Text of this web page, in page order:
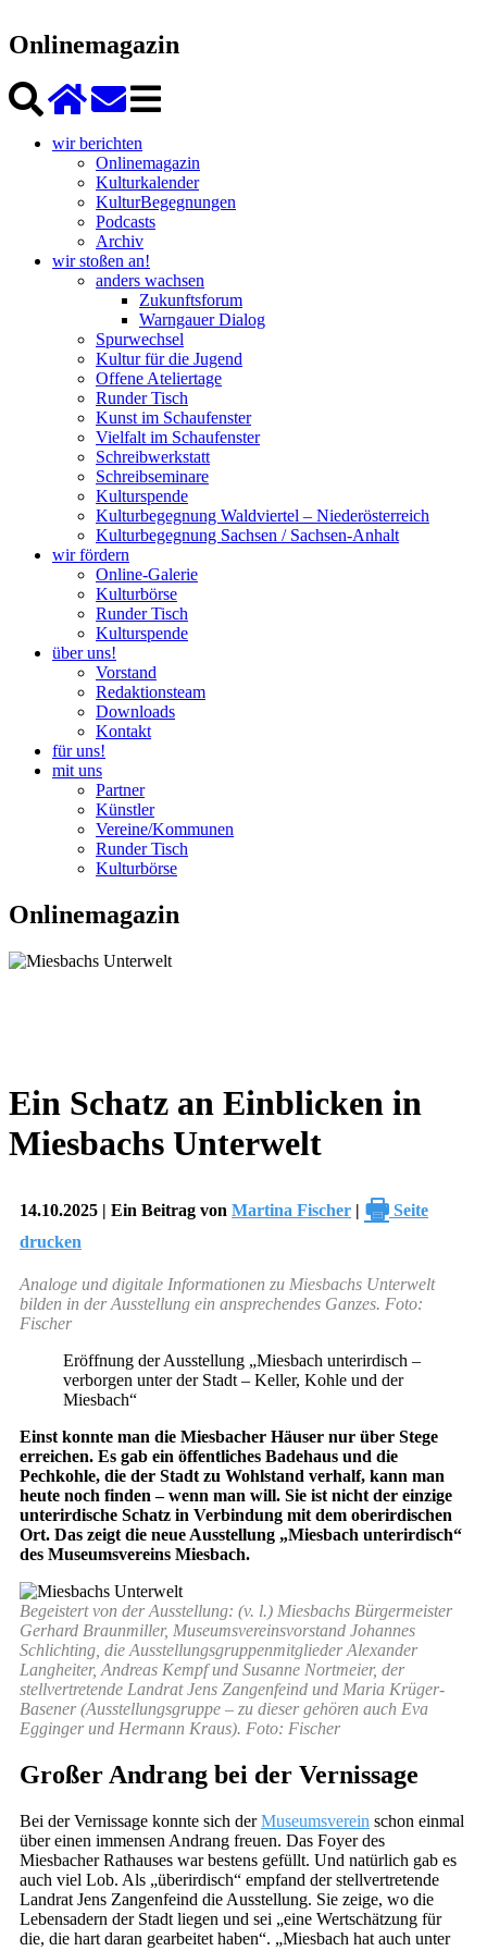
Onlinemagazin
wir berichten
Onlinemagazin
Kulturkalender
KulturBegegnungen
Podcasts
Archiv
wir stoßen an!
anders wachsen
Zukunftsforum
Warngauer Dialog
Spurwechsel
Kultur für die Jugend
Offene Ateliertage
Runder Tisch
Kunst im Schaufenster
Vielfalt im Schaufenster
Schreibwerkstatt
Schreibseminare
Kulturspende
Kulturbegegnung Waldviertel – Niederösterreich
Kulturbegegnung Sachsen / Sachsen-Anhalt
wir fördern
Online-Galerie
Kulturbörse
Runder Tisch
Kulturspende
über uns!
Vorstand
Redaktionsteam
Downloads
Kontakt
für uns!
mit uns
Partner
Künstler
Vereine/Kommunen
Runder Tisch
Kulturbörse
Onlinemagazin
Ein Schatz an Einblicken in
Miesbachs Unterwelt
14.10.2025 | Ein Beitrag von Martina Fischer | 🖶 Seite
drucken
Analoge und digitale Informationen zu Miesbachs Unterwelt
bilden in der Ausstellung ein ansprechendes Ganzes. Foto:
Fischer
Eröffnung der Ausstellung „Miesbach unterirdisch –
verborgen unter der Stadt – Keller, Kohle und der
Miesbach“
Einst konnte man die Miesbacher Häuser nur über Stege
erreichen. Es gab ein öffentliches Badehaus und die
Pechkohle, die der Stadt zu Wohlstand verhalf, kann man
heute noch finden – wenn man will. Sie ist nicht der einzige
unterirdische Schatz in Verbindung mit dem oberirdischen
Ort. Das zeigt die neue Ausstellung „Miesbach unterirdisch“
des Museumsvereins Miesbach.
Begeistert von der Ausstellung: (v. l.) Miesbachs Bürgermeister
Gerhard Braunmiller, Museumsvereinsvorstand Johannes
Schlichting, die Ausstellungsgruppenmitglieder Alexander
Langheiter, Andreas Kempf und Susanne Nortmeier, der
stellvertretende Landrat Jens Zangenfeind und Maria Krüger-
Basener (Ausstellungsgruppe – zu dieser gehören auch Eva
Egginger und Hermann Kraus). Foto: Fischer
Großer Andrang bei der Vernissage
Bei der Vernissage konnte sich derMuseumsverein schon einmal
über einen immensen Andrang freuen. Das Foyer des
Miesbacher Rathauses war bestens gefüllt. Und natürlich gab es
auch viel Lob. Als „überirdisch“ empfand der stellvertretende
Landrat Jens Zangenfeind die Ausstellung. Sie zeige, wo die
Lebensadern der Stadt liegen und sei „eine Wertschätzung für
die, die hart daran gearbeitet haben“. „Miesbach hat auch unter